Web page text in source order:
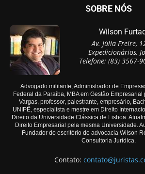
SOBRE NÓS
Wilson
Av. Júlia Freire,
Expedicionários,
Telefone: (83) 3567-
Advogado militante, Administrador de
Federal da Paraíba, MBA em Gestão
Vargas, professor, palestrante, empresário,
UNIPÊ, especialista e mestre em Direito
Direito da Universidade Clássica de Lisboa.
Direito Empresarial pela mesma Universidade.
Fundador do escritório de advocacia Wilson
Consultoria Jurídica.
Contato: